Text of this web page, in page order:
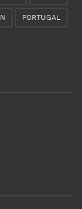
PORTUGAL